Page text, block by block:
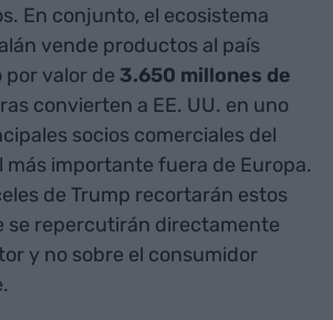
En conjunto, el ecosistema
vende productos al país
valor de 3.650 millones de
convierten a EE. UU. en uno
socios comerciales del
más importante fuera de Europa.
de Trump recortarán estos
se repercutirán directamente
y no sobre el consumidor